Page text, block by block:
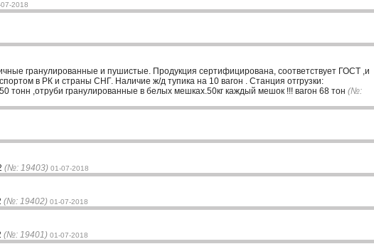
2018
гранулированные и пушистые. Продукция сертифицирована, соответствует ГОСТ ,и
в РК и страны СНГ. Наличие ж/д тупика на 10 вагон . Станция отгрузки:
тонн ,отруби гранулированные в белых мешках.50кг каждый мешок !!! вагон 68 тон (№:
(№: 19403) 01-07-2018
(№: 19402) 01-07-2018
(№: 19401) 01-07-2018